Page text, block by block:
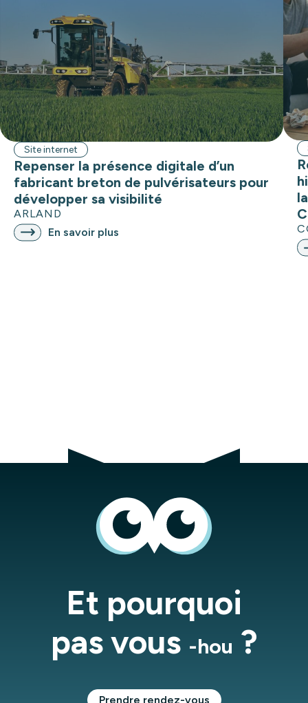
Site internet
Repenser la présence digitale d’un
fabricant breton de pulvérisateurs pour
développer sa visibilité
ARLAND
En savoir plus
Et pourquoi
pas vous -hou ?
Prendre rendez-vous